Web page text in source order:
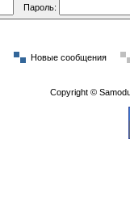
Пароль:
Новые сообщения
Copyright ©